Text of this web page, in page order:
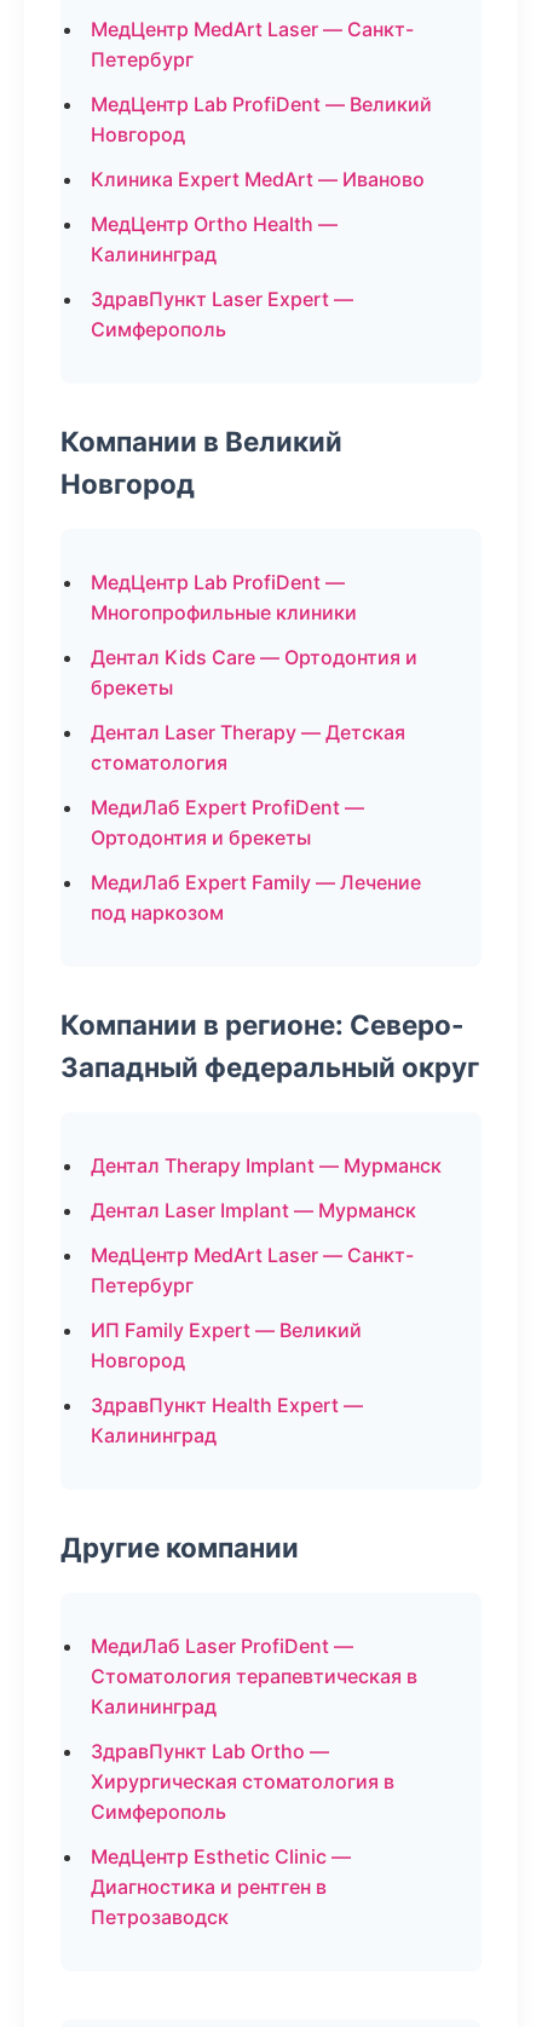
МедЦентр MedArt Laser — Санкт-
Петербург
МедЦентр Lab ProfiDent — Великий
Новгород
Клиника Expert MedArt — Иваново
МедЦентр Ortho Health —
Калининград
ЗдравПункт Laser Expert —
Симферополь
Компании в Великий
Новгород
МедЦентр Lab ProfiDent —
Многопрофильные клиники
Дентал Kids Care — Ортодонтия и
брекеты
Дентал Laser Therapy — Детская
стоматология
МедиЛаб Expert ProfiDent —
Ортодонтия и брекеты
МедиЛаб Expert Family — Лечение
под наркозом
Компании в регионе: Северо-
Западный федеральный округ
Дентал Therapy Implant — Мурманск
Дентал Laser Implant — Мурманск
МедЦентр MedArt Laser — Санкт-
Петербург
ИП Family Expert — Великий
Новгород
ЗдравПункт Health Expert —
Калининград
Другие компании
МедиЛаб Laser ProfiDent —
Стоматология терапевтическая в
Калининград
ЗдравПункт Lab Ortho —
Хирургическая стоматология в
Симферополь
МедЦентр Esthetic Clinic —
Диагностика и рентген в
Петрозаводск